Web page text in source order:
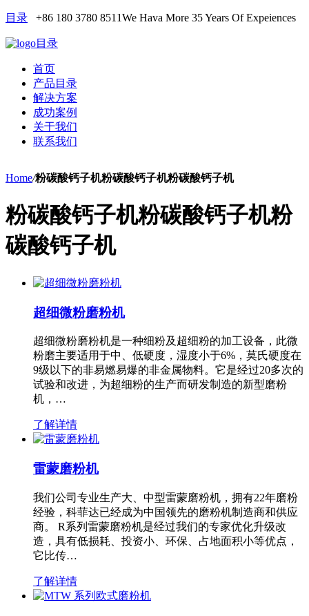
目录 +86 180 3780 8511We Hava More 35 Years Of Expeiences
目录
首页
产品目录
解决方案
成功案例
关于我们
联系我们
Home/粉碳酸钙子机粉碳酸钙子机粉碳酸钙子机
粉碳酸钙子机粉碳酸钙子机粉
碳酸钙子机
超细微粉磨粉机
超细微粉磨粉机是一种细粉及超细粉的加工设备，此微
粉磨主要适用于中、低硬度，湿度小于6%，莫氏硬度在
9级以下的非易燃易爆的非金属物料。它是经过20多次的
试验和改进，为超细粉的生产而研发制造的新型磨粉
机，…
了解详情
雷蒙磨粉机
我们公司专业生产大、中型雷蒙磨粉机，拥有22年磨粉
经验，科菲达已经成为中国领先的磨粉机制造商和供应
商。 R系列雷蒙磨粉机是经过我们的专家优化升级改
造，具有低损耗、投资小、环保、占地面积小等优点，
它比传…
了解详情